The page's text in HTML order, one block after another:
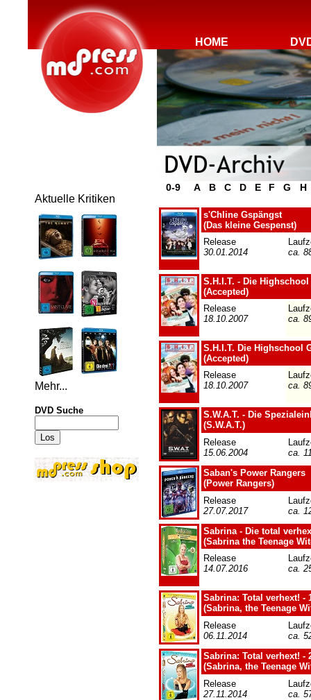
HOME
Aktuelle Kritiken
Mehr...
DVD Suche
0-9 A B C D E F G H
s'Chline Gspängst
(Das kleine Gespenst)
Release
30.01.2014
ca.
S.H.I.T. - Die Highschool
(Accepted)
Release
18.10.2007
ca.
S.H.I.T. Die Highschool
(Accepted)
Release
18.10.2007
ca.
S.W.A.T. - Die
(S.W.A.T.)
Release
15.06.2004
ca.
Saban's Power Rangers
(Power Rangers)
Release
27.07.2017
ca.
Sabrina - Die total
(Sabrina the Teenage
Release
14.07.2016
ca.
Sabrina: Total verhext! -
(Sabrina, the Teenage
Release
06.11.2014
ca.
Sabrina: Total verhext! -
(Sabrina, the Teenage
Release
27.11.2014
ca.